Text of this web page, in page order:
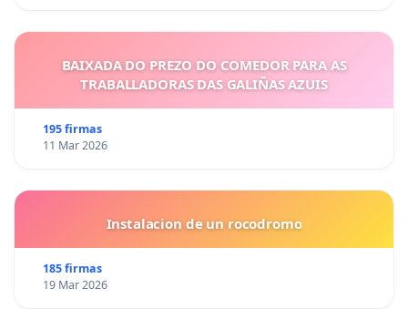
BAIXADA DO PREZO DO COMEDOR PARA AS
TRABALLADORAS DAS GALIÑAS AZUIS
195 firmas
11 Mar 2026
Instalacion de un rocodromo
185 firmas
19 Mar 2026